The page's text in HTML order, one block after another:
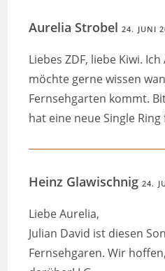
Aurelia Strobel24. JUNI
Liebes ZDF, liebe Kiwi.
möchte gerne wissen
Fernsehgarten kommt.
hat eine neue Single
Heinz Glawischnig24.
Liebe Aurelia,
Julian David ist diesen
Fernsehgaren. Wir